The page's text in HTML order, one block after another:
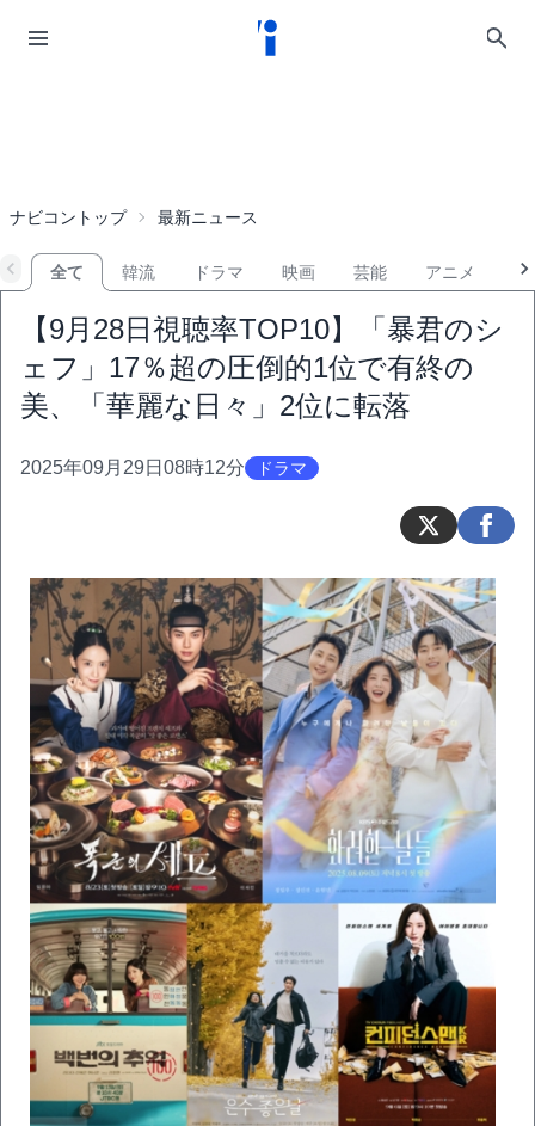
ナビコントップ 最新ニュース
全て 韓流 ドラマ 映画 芸能 アニメ
【9月28日視聴率TOP10】「暴君のシ
ェフ」17％超の圧倒的1位で有終の
美、「華麗な日々」2位に転落
2025年09月29日08時12分 ドラマ